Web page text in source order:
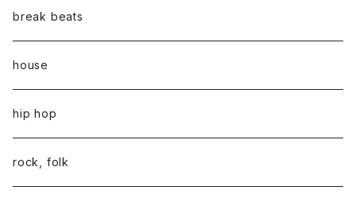
break beats
house
hip hop
rock, folk